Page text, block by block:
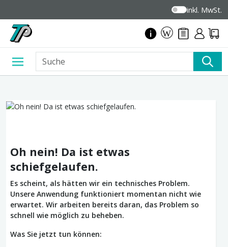
inkl. MwSt.
Oh nein! Da ist etwas
schiefgelaufen.
Es scheint, als hätten wir ein technisches Problem.
Unsere Anwendung funktioniert momentan nicht wie
erwartet. Wir arbeiten bereits daran, das Problem so
schnell wie möglich zu beheben.
Was Sie jetzt tun können: